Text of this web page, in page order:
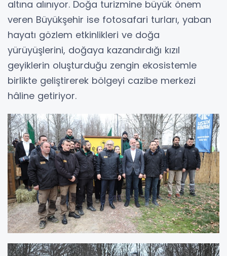
altına alınıyor. Doğa turizmine büyük önem
veren Büyükşehir ise fotosafari turları, yaban
hayatı gözlem etkinlikleri ve doğa
yürüyüşlerini, doğaya kazandırdığı kızıl
geyiklerin oluşturduğu zengin ekosistemle
birlikte geliştirerek bölgeyi cazibe merkezi
hâline getiriyor.